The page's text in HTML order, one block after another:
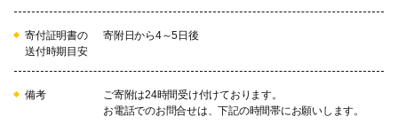
寄付証明書の
送付時期目安
寄附日から4～5日後
備考
ご寄附は24時間受け付けております。
お電話でのお問合せは、下記の時間帯にお願いします。